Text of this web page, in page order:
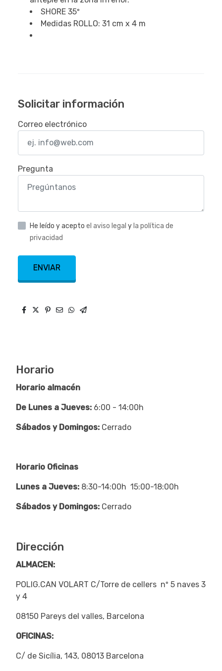
SHORE 35º
Medidas ROLLO: 31 cm x 4 m
Solicitar información
Correo electrónico
Pregunta
He leído y acepto el aviso legal y la política de
privacidad
ENVIAR
Horario
Horario almacén
De Lunes a Jueves: 6:00 - 14:00h
Sábados y Domingos: Cerrado
Horario Oficinas
Lunes a Jueves: 8:30-14:00h 15:00-18:00h
Sábados y Domingos: Cerrado
Dirección
ALMACEN:
POLIG.CAN VOLART C/Torre de cellers nº 5 naves 3
y 4
08150 Pareys del valles, Barcelona
OFICINAS:
C/ de Sicília, 143, 08013 Barcelona